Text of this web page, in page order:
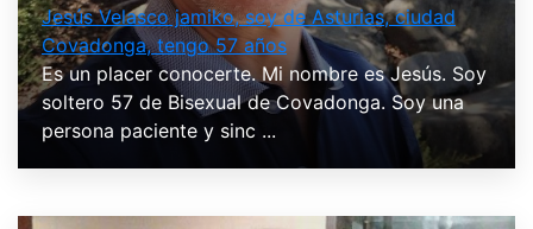
Jesús Velasco jamiko, soy de Asturias, ciudad
Covadonga, tengo 57 años
Es un placer conocerte. Mi nombre es Jesús. Soy
soltero 57 de Bisexual de Covadonga. Soy una
persona paciente y sinc ...